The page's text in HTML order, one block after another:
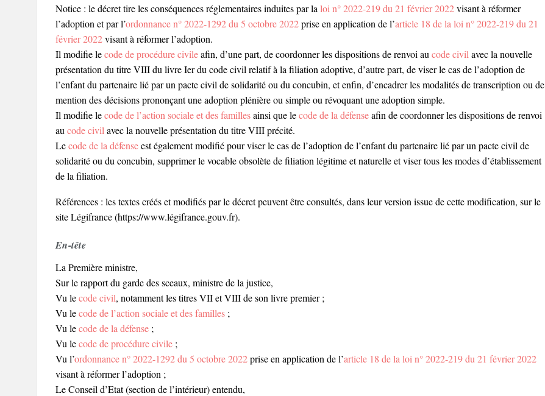
Notice : le décret tire les conséquences réglementaires induites par la loi n° 2022-219 du 21 février 2022visant à réformer
l’adoption et par l’ordonnance n° 2022-1292 du 5 octobre 2022prise en application de l’article 18 de la loi n° 2022-219 du 21
février 2022visant à réformer l’adoption.
Il modifie lecode de procédure civileafin, d’une part, de coordonner les dispositions de renvoi au code civil avec la nouvelle
présentation du titre VIII du livre Ier du code civil relatif à la filiation adoptive, d’autre part, de viser le cas de l’adoption de
l’enfant du partenaire lié par un pacte civil de solidarité ou du concubin, et enfin, d’encadrer les modalités de transcription ou de
mention des décisions prononçant une adoption plénière ou simple ou révoquant une adoption simple.
Il modifie lecode de l’action sociale et des famillesainsi que lecode de la défenseafin de coordonner les dispositions de renvoi
au code civil avec la nouvelle présentation du titre VIII précité.
Lecode de la défenseest également modifié pour viser le cas de l’adoption de l’enfant du partenaire lié par un pacte civil de
solidarité ou du concubin, supprimer le vocable obsolète de filiation légitime et naturelle et viser tous les modes d’établissement
de la filiation.
Références : les textes créés et modifiés par le décret peuvent être consultés, dans leur version issue de cette modification, sur le
site Légifrance (https://www.légifrance.gouv.fr).
En-tête
La Première ministre,
Sur le rapport du garde des sceaux, ministre de la justice,
Vu lecode civil, notamment les titres VII et VIII de son livre premier ;
Vu lecode de l’action sociale et des familles;
Vu lecode de la défense;
Vu lecode de procédure civile;
Vu l’ordonnance n° 2022-1292 du 5 octobre 2022prise en application de l’article 18 de la loi n° 2022-219 du 21 février 2022
visant à réformer l’adoption ;
Le Conseil d’Etat (section de l’intérieur) entendu,